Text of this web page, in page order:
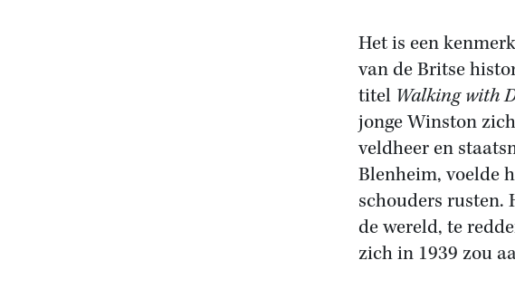
Het is een
van de Britse
titel Walking with
jonge Winston
veldheer en
Blenheim, voelde
schouders rusten.
de wereld, te
zich in 1939 zou